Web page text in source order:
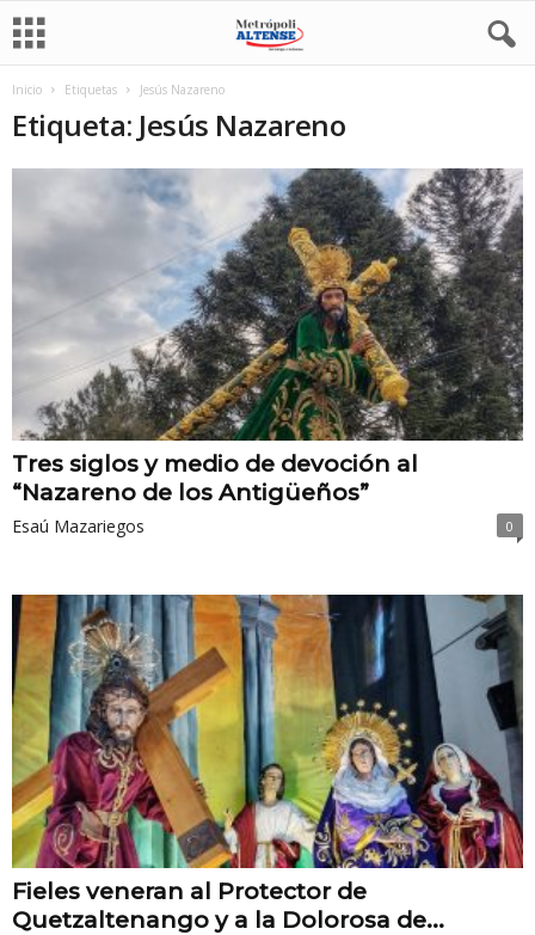
Inicio Etiquetas Jesús Nazareno
Etiqueta: Jesús Nazareno
Tres siglos y medio de devoción al
“Nazareno de los Antigüeños”
Esaú Mazariegos 0
Fieles veneran al Protector de
Quetzaltenango y a la Dolorosa de...